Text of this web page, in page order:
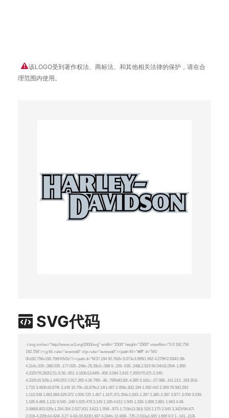
该LOGO受到著作权法、商标法、和其他相关法律的保护，请在合
理范围内使用。
SVG代码